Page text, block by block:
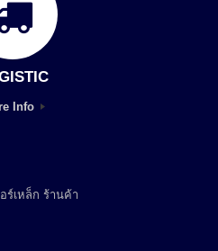
Info
ร์เหล็ก ร้านค้า